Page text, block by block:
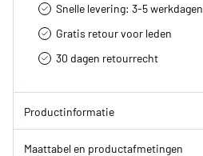
Snelle levering: 3-5 werkdagen
Gratis retour voor leden
30 dagen retourrecht­
Productinformatie
Maattabel en productafmetingen